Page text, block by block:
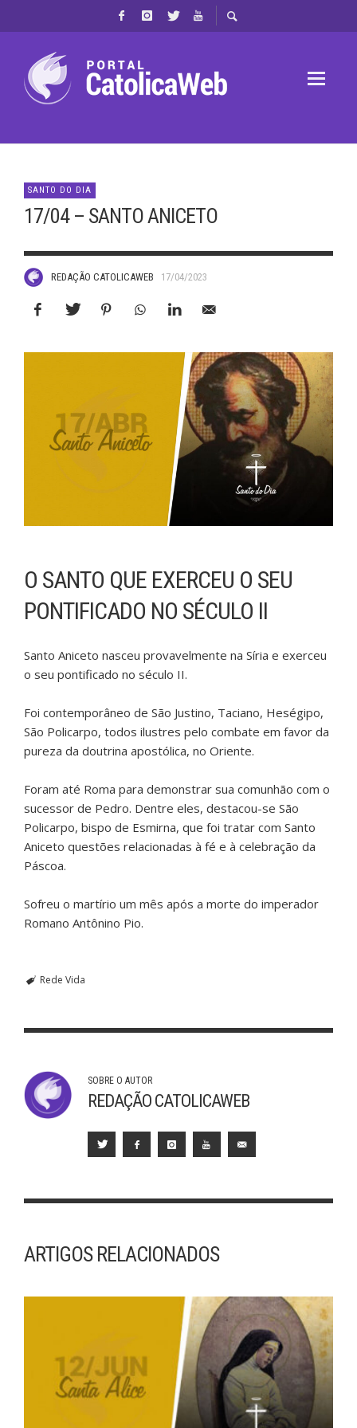
SANTO DO DIA
17/04 – SANTO ANICETO
REDAÇÃO CATOLICAWEB 17/04/2023
O SANTO QUE EXERCEU O SEU
PONTIFICADO NO SÉCULO II
Santo Aniceto nasceu provavelmente na Síria e exerceu
o seu pontificado no século II.
Foi contemporâneo de São Justino, Taciano, Heségipo,
São Policarpo, todos ilustres pelo combate em favor da
pureza da doutrina apostólica, no Oriente.
Foram até Roma para demonstrar sua comunhão com o
sucessor de Pedro. Dentre eles, destacou-se São
Policarpo, bispo de Esmirna, que foi tratar com Santo
Aniceto questões relacionadas à fé e à celebração da
Páscoa.
Sofreu o martírio um mês após a morte do imperador
Romano Antônino Pio.
Rede Vida
SOBRE O AUTOR
REDAÇÃO CATOLICAWEB
ARTIGOS RELACIONADOS